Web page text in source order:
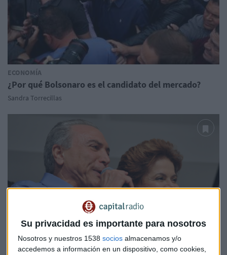
Su privacidad es importante para nosotros
Nosotros y nuestros 1538 socios almacenamos y/o
accedemos a información en un dispositivo, como cookies,
ECONOMÍA
¿Por qué Bolsonaro es el candidato del mercado?
Sandra Torrecillas